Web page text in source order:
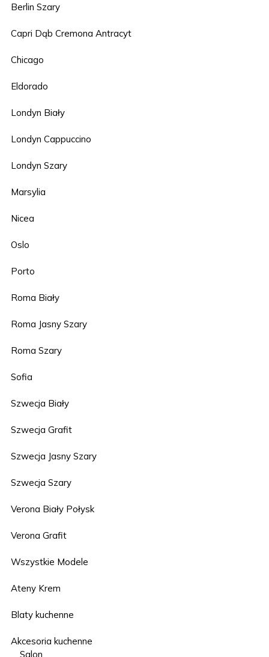
Berlin Szary
Capri Dąb Cremona Antracyt
Chicago
Eldorado
Londyn Biały
Londyn Cappuccino
Londyn Szary
Marsylia
Nicea
Oslo
Porto
Roma Biały
Roma Jasny Szary
Roma Szary
Sofia
Szwecja Biały
Szwecja Grafit
Szwecja Jasny Szary
Szwecja Szary
Verona Biały Połysk
Verona Grafit
Wszystkie Modele
Ateny Krem
Blaty kuchenne
Akcesoria kuchenne
Salon